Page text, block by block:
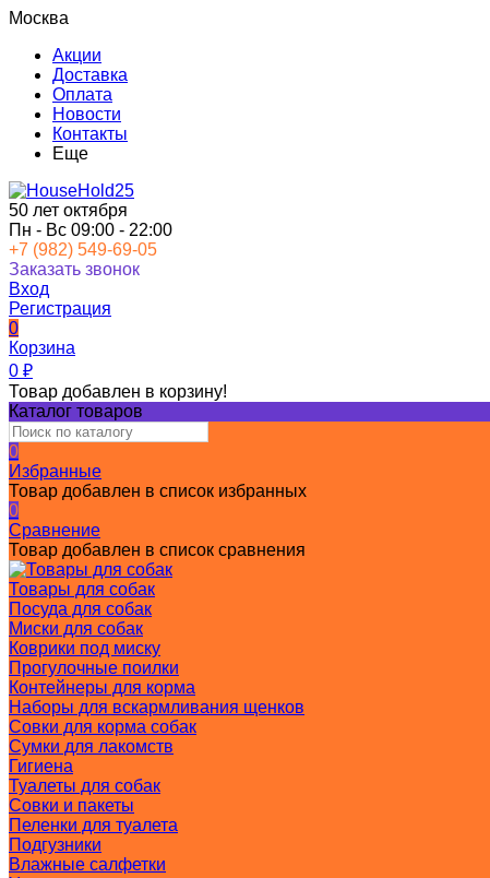
Москва
Акции
Доставка
Оплата
Новости
Контакты
Еще
50 лет октября
Пн - Вс 09:00 - 22:00
+7 (982) 549-69-05
Заказать звонок
Вход
Регистрация
0
Корзина
0 ₽
Товар добавлен в корзину!
Каталог товаров
0
Избранные
Товар добавлен в список избранных
0
Сравнение
Товар добавлен в список сравнения
Товары для собак
Посуда для собак
Миски для собак
Коврики под миску
Прогулочные поилки
Контейнеры для корма
Наборы для вскармливания щенков
Совки для корма собак
Сумки для лакомств
Гигиена
Туалеты для собак
Совки и пакеты
Пеленки для туалета
Подгузники
Влажные салфетки